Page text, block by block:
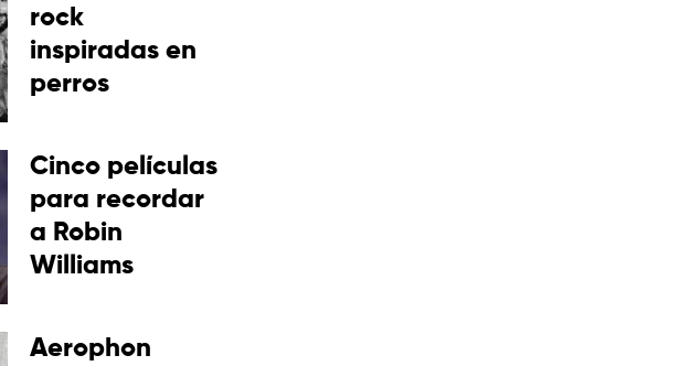
rock
inspiradas en
perros
Cinco películas
para recordar
a Robin
Williams
Aerophon